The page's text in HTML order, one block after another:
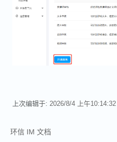
上次编辑于: 2026/8/4 上午10:14:32
环信 IM 文档